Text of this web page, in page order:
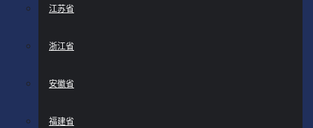
江苏省
浙江省
安徽省
福建省